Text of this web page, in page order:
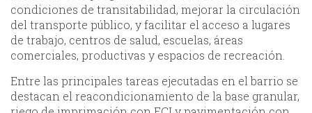
condiciones de transitabilidad, mejorar la circulación
del transporte público, y facilitar el acceso a lugares
de trabajo, centros de salud, escuelas, áreas
comerciales, productivas y espacios de recreación.
Entre las principales tareas ejecutadas en el barrio se
destacan el reacondicionamiento de la base granular,